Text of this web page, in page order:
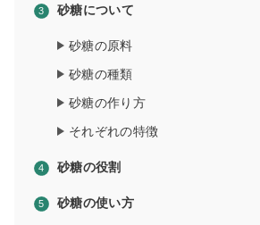
砂糖について
砂糖の原料
砂糖の種類
砂糖の作り方
それぞれの特徴
砂糖の役割
砂糖の使い方